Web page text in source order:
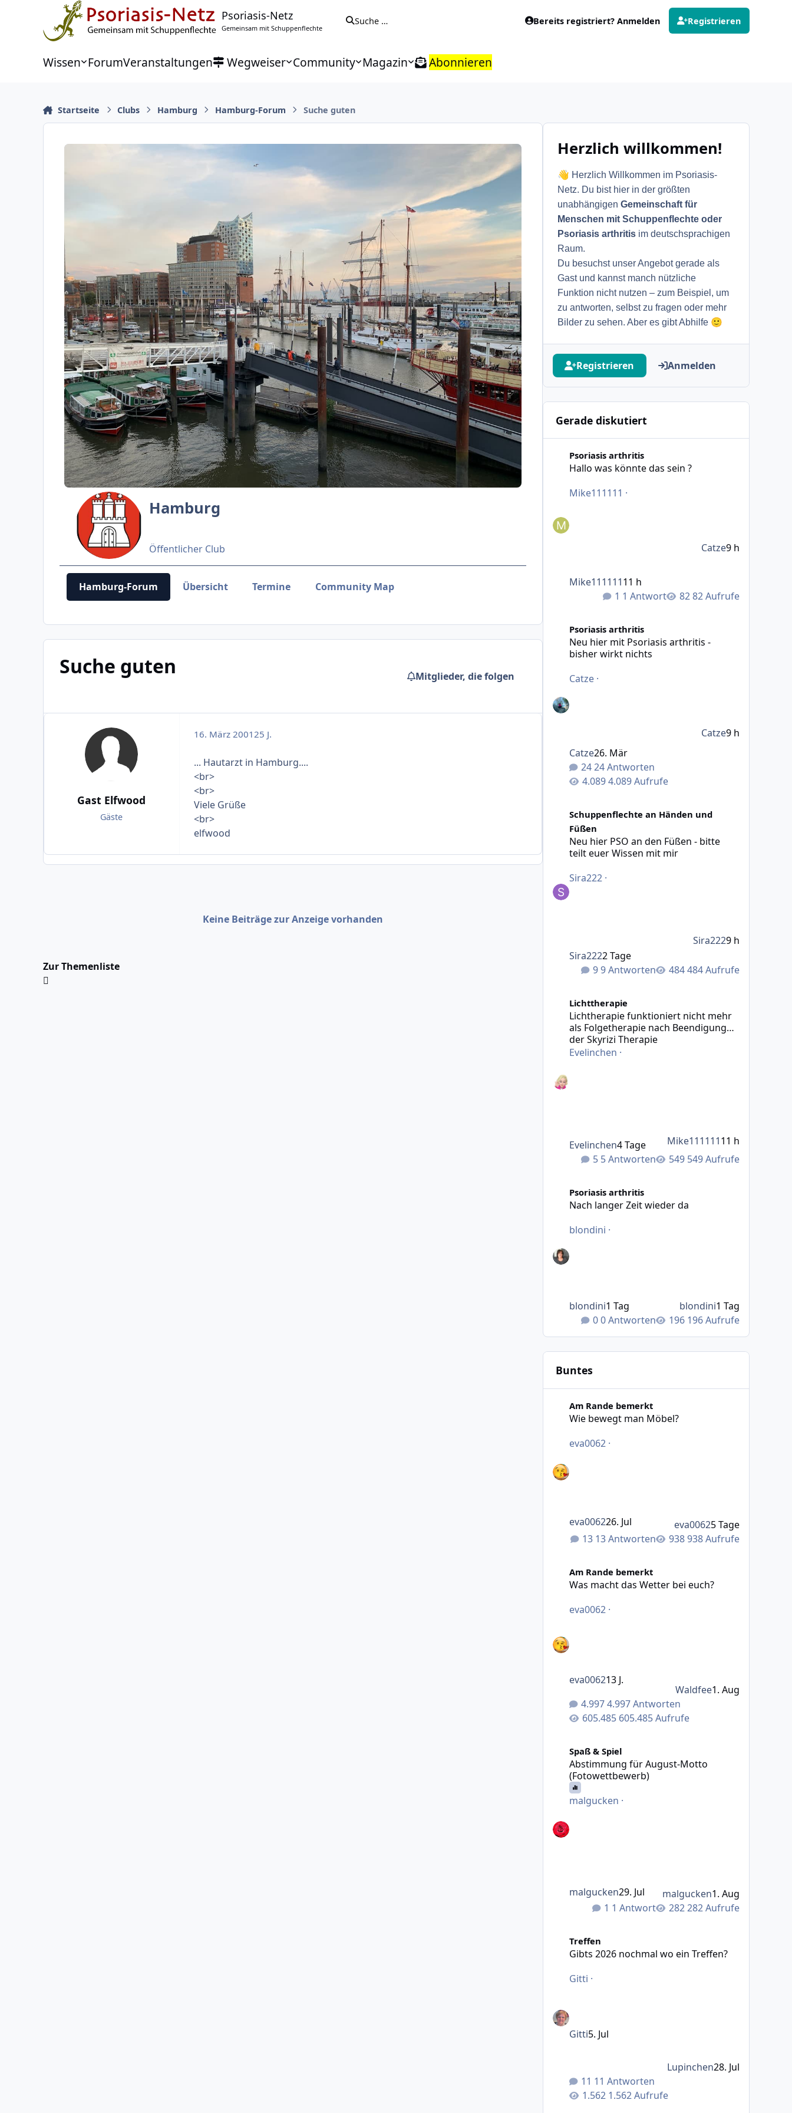
Zu Inhalt springen
Psoriasis-Netz
Gemeinsam mit Schuppenflechte
Suche … Bereits registriert? Anmelden Registrieren
Wissen ForumVeranstaltungen Wegweiser Community Magazin Abonnieren
Startseite Clubs Hamburg Hamburg-Forum Suche guten
Hamburg
Öffentlicher Club
Hamburg-Forum Übersicht Termine Community Map
Suche guten Mitglieder, die folgen
Gast Elfwood
Gäste
16. März 200125 J.
... Hautarzt in Hamburg....
<br>
<br>
Viele Grüße
<br>
elfwood
Keine Beiträge zur Anzeige vorhanden
Zur Themenliste
Herzlich willkommen!
👋 Herzlich Willkommen im Psoriasis-
Netz. Du bist hier in der größten
unabhängigenGemeinschaft für
Menschen mit Schuppenflechte oder
Psoriasis arthritis im deutschsprachigen
Raum.
Du besuchst unser Angebot gerade als
Gast und kannst manch nützliche
Funktion nicht nutzen – zum Beispiel, um
zu antworten, selbst zu fragen oder mehr
Bilder zu sehen. Aber es gibt Abhilfe 🙂
Registrieren Anmelden
Gerade diskutiert
Psoriasis arthritis
Hallo was könnte das sein ?
Mike111111 ·
1 Antwort 82 Aufrufe
Mike11111111 h
Catze9 h
Psoriasis arthritis
Neu hier mit Psoriasis arthritis -
bisher wirkt nichts
Catze ·
24 Antworten
4.089 Aufrufe
Catze26. Mär
Catze9 h
Schuppenflechte an Händen und
Füßen
Neu hier PSO an den Füßen - bitte
teilt euer Wissen mit mir
Sira222 ·
9 Antworten 484 Aufrufe
Sira2222 Tage
Sira2229 h
Lichttherapie
Lichtherapie funktioniert nicht mehr
als Folgetherapie nach Beendigung
der Skyrizi Therapie
Evelinchen ·
5 Antworten 549 Aufrufe
Evelinchen4 Tage Mike11111111 h
Psoriasis arthritis
Nach langer Zeit wieder da
blondini ·
0 Antworten 196 Aufrufe
blondini1 Tag blondini1 Tag
Buntes
Am Rande bemerkt
Wie bewegt man Möbel?
eva0062 ·
13 Antworten 938 Aufrufe
eva006226. Jul eva00625 Tage
Am Rande bemerkt
Was macht das Wetter bei euch?
eva0062 ·
4.997 Antworten
605.485 Aufrufe
eva006213 J.
Waldfee1. Aug
Spaß & Spiel
Abstimmung für August-Motto
(Fotowettbewerb)
malgucken ·
1 Antwort 282 Aufrufe
malgucken29. Jul malgucken1. Aug
Treffen
Gibts 2026 nochmal wo ein Treffen?
Gitti ·
11 Antworten
1.562 Aufrufe
Gitti5. Jul
Lupinchen28. Jul